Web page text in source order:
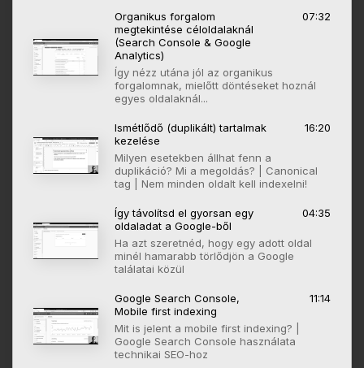
Organikus forgalom
megtekintése céloldalaknál
(Search Console & Google
Analytics)
07:32
Így nézz utána jól az organikus
forgalomnak, mielőtt döntéseket hoznál
egyes oldalaknál...
Ismétlődő (duplikált) tartalmak
kezelése
16:20
Milyen esetekben állhat fenn a
duplikáció? Mi a megoldás? | Canonical
tag | Nem minden oldalt kell indexelni!
Így távolítsd el gyorsan egy
oldaladat a Google-ből
04:35
Ha azt szeretnéd, hogy egy adott oldal
minél hamarabb törlődjön a Google
találatai közül
Google Search Console,
Mobile first indexing
11:14
Mit is jelent a mobile first indexing? |
Google Search Console használata
technikai SEO-hoz